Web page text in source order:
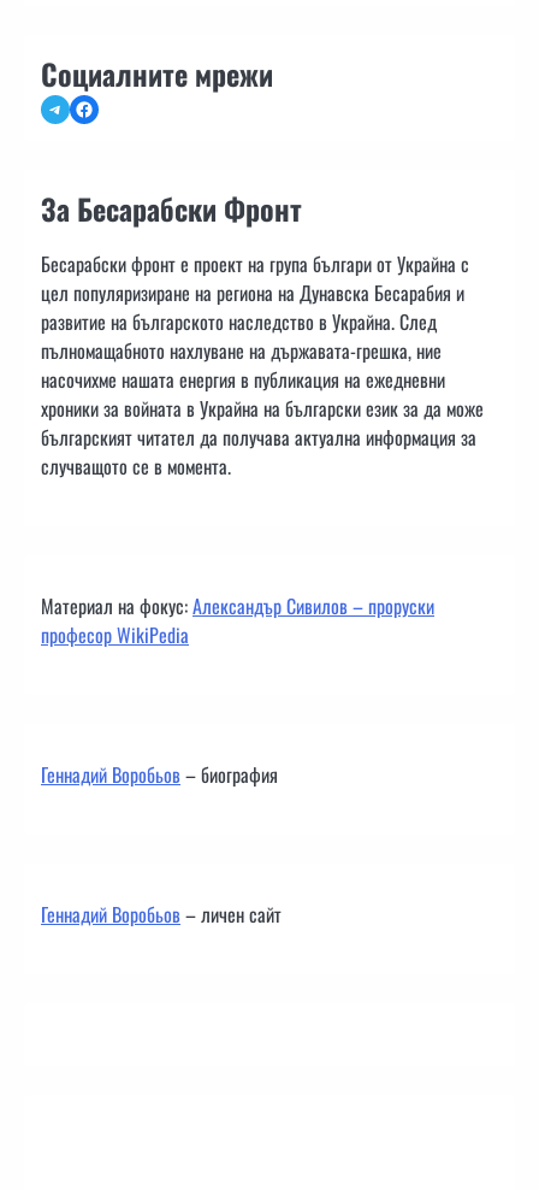
Социалните мрежи
TelegramFacebook
За Бесарабски Фронт
Бесарабски фронт е проект на група българи от Украйна с
цел популяризиране на региона на Дунавска Бесарабия и
развитие на българското наследство в Украйна. След
пълномащабното нахлуване на държавата-грешка, ние
насочихме нашата енергия в публикация на ежедневни
хроники за войната в Украйна на български език за да може
българският читател да получава актуална информация за
случващото се в момента.
Материал на фокус:Александър Сивилов – проруски
професор WikiPedia
Геннадий Воробьов– биография
Геннадий Воробьов– личен сайт